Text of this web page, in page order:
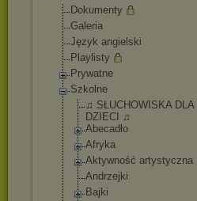
Dokumenty
Galeria
Język angielski
Playlisty
Prywatne
Szkolne
♫ SŁUCHOWISKA DLA
DZIECI ♫
Abecadło
Afryka
Aktywność artystyczna
Andrzejki
Bajki